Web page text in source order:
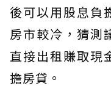
後可以用股息負
房市較冷，猜測
直接出租賺取現
擔房貸。